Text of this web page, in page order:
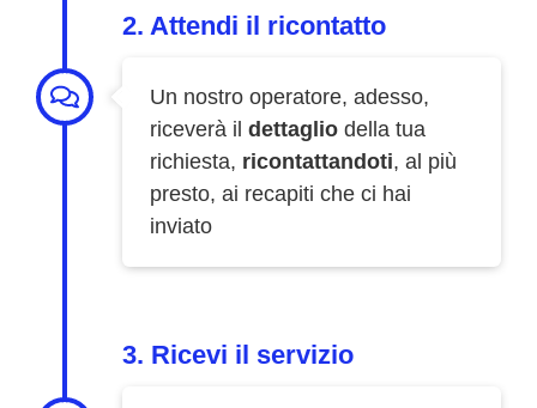
2. Attendi il ricontatto
Un nostro operatore, adesso,
riceverà il dettaglio della tua
richiesta, ricontattandoti, al più
presto, ai recapiti che ci hai
inviato
3. Ricevi il servizio